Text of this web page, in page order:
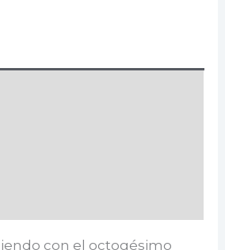
con el octogésimo